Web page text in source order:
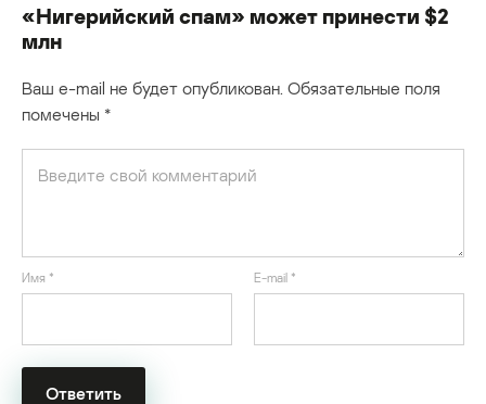
«Нигерийский спам» может принести $2
млн
Ваш e-mail не будет опубликован. Обязательные поля
помечены *
Имя * E-mail *